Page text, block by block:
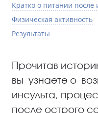
Кратко о питании после
Физическая активность
Результаты
Прочитав
вы узнаете о
инсульта,
после острого